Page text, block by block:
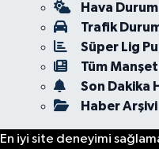
Hava
Trafik
Süper Lig
Tüm
Son Dakika
Haber Arşivi
En iyi site deneyimi